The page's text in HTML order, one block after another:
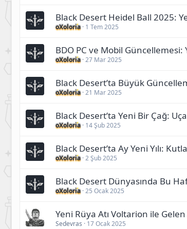
Black Desert Heidel Ball 2025:
oXoloria 1 Tem 2025
BDO PC ve Mobil Güncellemesi:
oXoloria 27 Mar 2025
Black Desert’ta Büyük
oXoloria 21 Mar 2025
Black Desert’ta Yeni Bir Çağ:
oXoloria 14 Şub 2025
Black Desert’ta Ay Yeni Yılı:
oXoloria 2 Şub 2025
Black Desert Dünyasında Bu
oXoloria 25 Ocak 2025
Yeni Rüya Atı Voltarion ile
Sedevras 17 Ocak 2025